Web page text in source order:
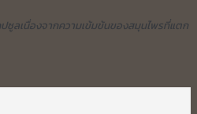
ซูลเนื่องจากความเข้มข้นของสมุนไพรที่แตก